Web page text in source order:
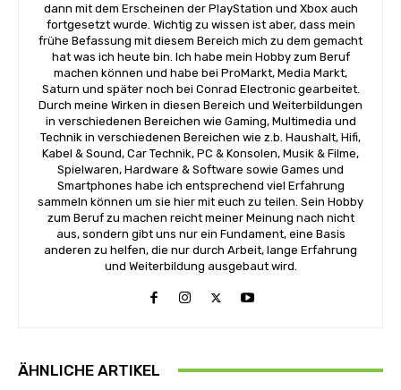
dann mit dem Erscheinen der PlayStation und Xbox auch
fortgesetzt wurde. Wichtig zu wissen ist aber, dass mein
frühe Befassung mit diesem Bereich mich zu dem gemacht
hat was ich heute bin. Ich habe mein Hobby zum Beruf
machen können und habe bei ProMarkt, Media Markt,
Saturn und später noch bei Conrad Electronic gearbeitet.
Durch meine Wirken in diesen Bereich und Weiterbildungen
in verschiedenen Bereichen wie Gaming, Multimedia und
Technik in verschiedenen Bereichen wie z.b. Haushalt, Hifi,
Kabel & Sound, Car Technik, PC & Konsolen, Musik & Filme,
Spielwaren, Hardware & Software sowie Games und
Smartphones habe ich entsprechend viel Erfahrung
sammeln können um sie hier mit euch zu teilen. Sein Hobby
zum Beruf zu machen reicht meiner Meinung nach nicht
aus, sondern gibt uns nur ein Fundament, eine Basis
anderen zu helfen, die nur durch Arbeit, lange Erfahrung
und Weiterbildung ausgebaut wird.
ÄHNLICHE ARTIKEL